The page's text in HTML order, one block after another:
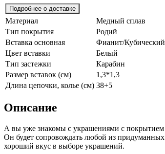
Подробнее о доставке
Материал
Медный сплав
Тип покрытия
Родий
Вставка основная
Фианит/
Цвет вставки
Белый
Тип застежки
Карабин
Размер вставок (см)
1,3*1,3
Длина цепочки, колье (см) 38+5
Описание
А вы уже знакомы с украшениями с покрытием
Он будет сопровождать любой из
хороший вкус в выборе украшений.